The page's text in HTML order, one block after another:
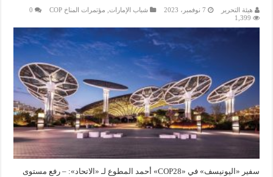
هيئة التحرير 7 نوفمبر، 2023 شباب الإمارات, مؤتمرات المناخ COP
0
1,399
سفير «اليونيسف» في «COP28» أحمد المطوع لـ «الاتحاد»: – رفع مستوى